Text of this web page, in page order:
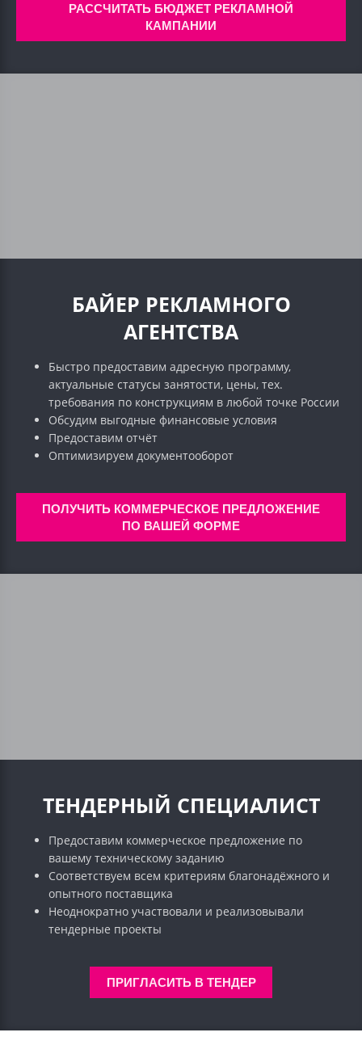
РАССЧИТАТЬ БЮДЖЕТ РЕКЛАМНОЙ
КАМПАНИИ
БАЙЕР РЕКЛАМНОГО
АГЕНТСТВА
Быстро предоставим адресную программу,
актуальные статусы занятости, цены, тех.
требования по конструкциям в любой точке России
Обсудим выгодные финансовые условия
Предоставим отчёт
Оптимизируем документооборот
ПОЛУЧИТЬ КОММЕРЧЕСКОЕ ПРЕДЛОЖЕНИЕ
ПО ВАШЕЙ ФОРМЕ
ТЕНДЕРНЫЙ СПЕЦИАЛИСТ
Предоставим коммерческое предложение по
вашему техническому заданию
Соответствуем всем критериям благонадёжного и
опытного поставщика
Неоднократно участвовали и реализовывали
тендерные проекты
ПРИГЛАСИТЬ В ТЕНДЕР